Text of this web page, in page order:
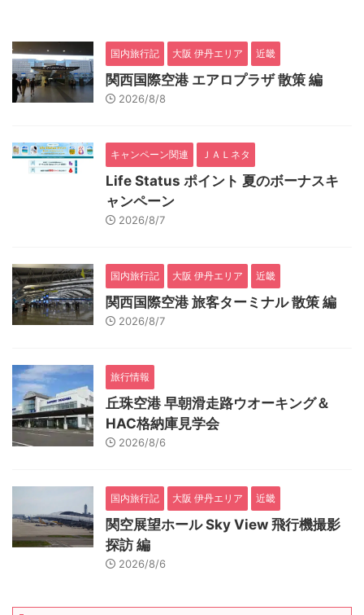
国内旅行記 大阪 伊丹エリア 近畿
関西国際空港 エアロプラザ 散策 編
2026/8/8
キャンペーン関連 ＪＡＬネタ
Life Status ポイント 夏のボーナスキ
ャンペーン
2026/8/7
国内旅行記 大阪 伊丹エリア 近畿
関西国際空港 旅客ターミナル 散策 編
2026/8/7
旅行情報
丘珠空港 早朝滑走路ウオーキング＆
HAC格納庫見学会
2026/8/6
国内旅行記 大阪 伊丹エリア 近畿
関空展望ホール Sky View 飛行機撮影
探訪 編
2026/8/6